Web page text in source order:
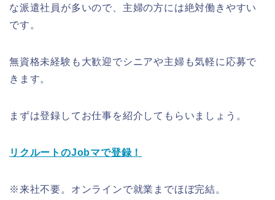
な派遣社員が多いので、主婦の方には絶対働きやすい
です。
無資格未経験も大歓迎でシニアや主婦も気軽に応募で
きます。
まずは登録してお仕事を紹介してもらいましょう。
リクルートのJobマで登録！
※来社不要。オンラインで就業までほぼ完結。